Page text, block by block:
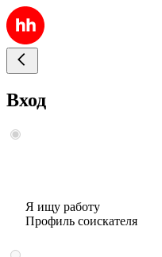
Вход
Я ищу работу
Профиль соискателя